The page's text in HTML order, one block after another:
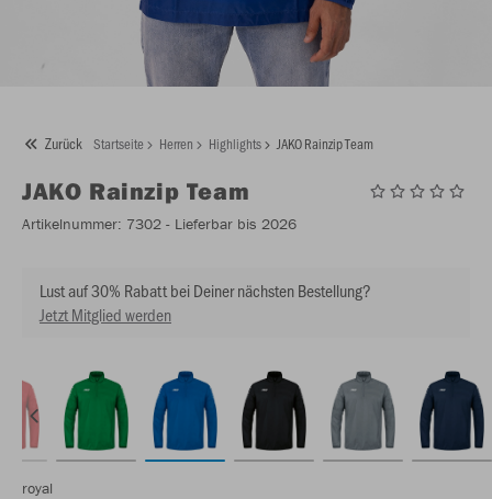
Zurück Startseite Herren Highlights JAKO Rainzip Team
JAKO Rainzip Team
Artikelnummer: 7302 - Lieferbar bis 2026
Lust auf 30% Rabatt bei Deiner nächsten Bestellung?
Jetzt Mitglied werden
royal